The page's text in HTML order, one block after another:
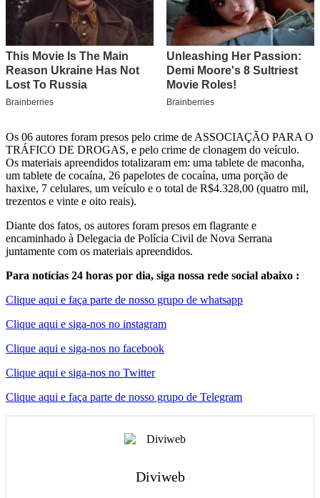
Os 06 autores foram presos pelo crime de ASSOCIAÇÃO PARA O
TRÁFICO DE DROGAS, e pelo crime de clonagem do veículo.
Os materiais apreendidos totalizaram em: uma tablete de maconha,
um tablete de cocaína, 26 papelotes de cocaína, uma porção de
haxixe, 7 celulares, um veículo e o total de R$4.328,00 (quatro mil,
trezentos e vinte e oito reais).
Diante dos fatos, os autores foram presos em flagrante e
encaminhado à Delegacia de Polícia Civil de Nova Serrana
juntamente com os materiais apreendidos.
Para notícias 24 horas por dia, siga nossa rede social abaixo :
Clique aqui e faça parte de nosso grupo de whatsapp
Clique aqui e siga-nos no instagram
Clique aqui e siga-nos no facebook
Clique aqui e siga-nos no Twitter
Clique aqui e faça parte de nosso grupo de Telegram
Diviweb